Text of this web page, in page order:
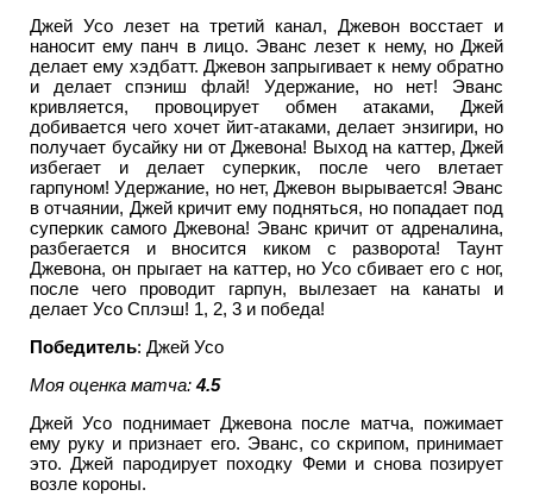
Джей Усо лезет на третий канал, Джевон восстает и
наносит ему панч в лицо. Эванс лезет к нему, но Джей
делает ему хэдбатт. Джевон запрыгивает к нему обратно
и делает спэниш флай! Удержание, но нет! Эванс
кривляется, провоцирует обмен атаками, Джей
добивается чего хочет йит-атаками, делает энзигири, но
получает бусайку ни от Джевона! Выход на каттер, Джей
избегает и делает суперкик, после чего влетает
гарпуном! Удержание, но нет, Джевон вырывается! Эванс
в отчаянии, Джей кричит ему подняться, но попадает под
суперкик самого Джевона! Эванс кричит от адреналина,
разбегается и вносится киком с разворота! Таунт
Джевона, он прыгает на каттер, но Усо сбивает его с ног,
после чего проводит гарпун, вылезает на канаты и
делает Усо Сплэш! 1, 2, 3 и победа!
Победитель: Джей Усо
Моя оценка матча:4.5
Джей Усо поднимает Джевона после матча, пожимает
ему руку и признает его. Эванс, со скрипом, принимает
это. Джей пародирует походку Феми и снова позирует
возле короны.